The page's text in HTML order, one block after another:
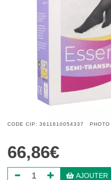
CODE CIP: 3611610054337 PHOTO
66,86€
AJOUTER